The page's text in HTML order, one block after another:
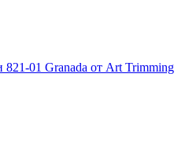
01 Granada от Art Trimming